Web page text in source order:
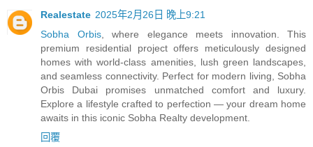
Realestate 2025年2月26日 晚上9:21
Sobha Orbis, where elegance meets innovation. This
premium residential project offers meticulously designed
homes with world-class amenities, lush green landscapes,
and seamless connectivity. Perfect for modern living, Sobha
Orbis Dubai promises unmatched comfort and luxury.
Explore a lifestyle crafted to perfection — your dream home
awaits in this iconic Sobha Realty development.
回覆